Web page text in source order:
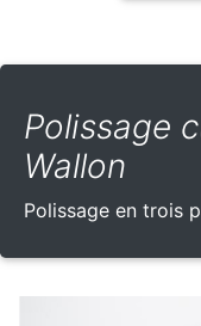
Polissage
Wallon
Polissage en trois